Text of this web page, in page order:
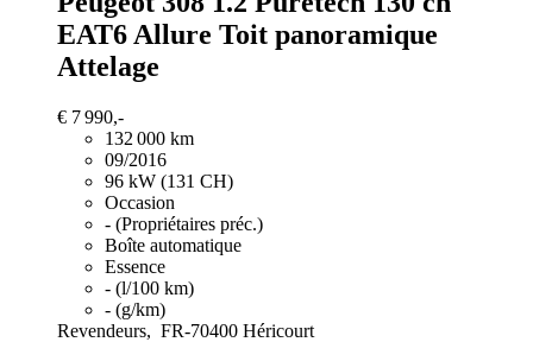
EAT6 Allure Toit panoramique
Attelage
€ 7 990,-
132 000 km
09/2016
96 kW (131 CH)
Occasion
- (Propriétaires préc.)
Boîte automatique
Essence
- (l/100 km)
- (g/km)
Revendeurs, FR-70400 Héricourt